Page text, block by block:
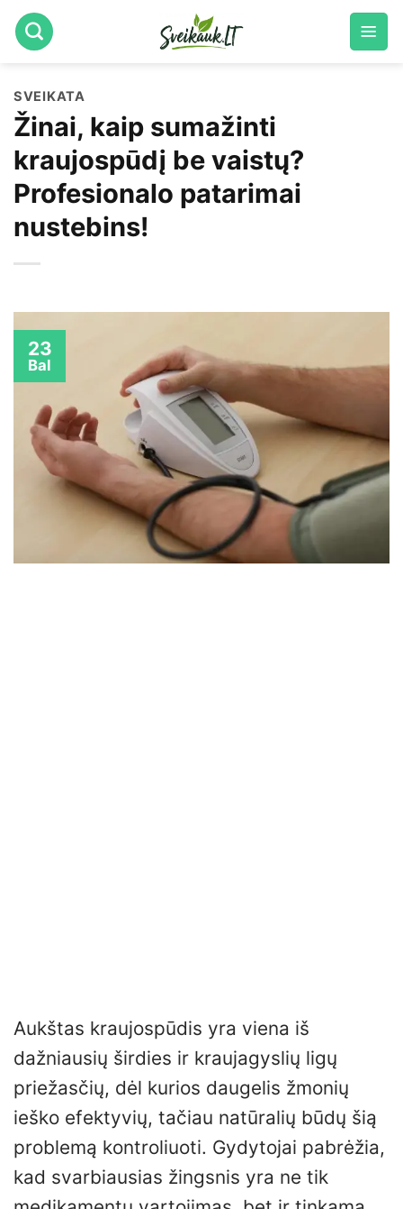
Skip
to
SVEIKATA
Žinai, kaip sumažinti
kraujospūdį be vaistų?
Profesionalo patarimai
nustebins!
23
Bal
Aukštas kraujospūdis yra viena iš
dažniausių širdies ir kraujagyslių ligų
priežasčių, dėl kurios daugelis žmonių
ieško efektyvių, tačiau natūralių būdų šią
problemą kontroliuoti. Gydytojai pabrėžia,
kad svarbiausias žingsnis yra ne tik